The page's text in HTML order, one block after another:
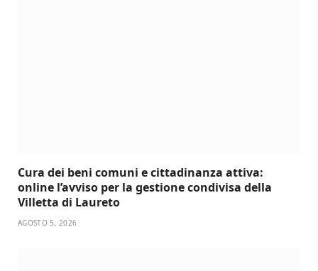
Cura dei beni comuni e cittadinanza attiva:
online l’avviso per la gestione condivisa della
Villetta di Laureto
AGOSTO 5, 2026